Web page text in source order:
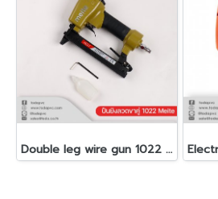
Double leg wire gun 1022 Meite